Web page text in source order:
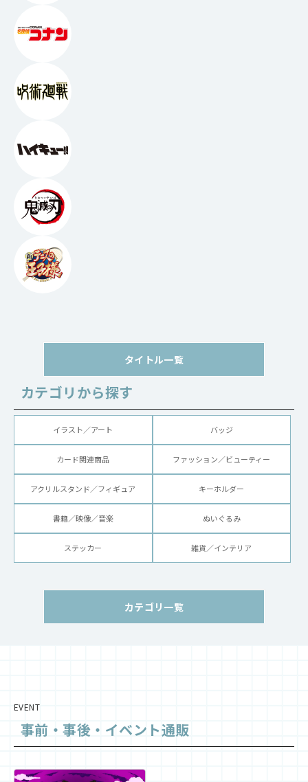
タイトル一覧
カテゴリから探す
イラスト／アート バッジ
カード関連商品 ファッション／ビューティー
アクリルスタンド／フィギュア キーホルダー
書籍／映像／音楽 ぬいぐるみ
ステッカー 雑貨／インテリア
カテゴリ一覧
EVENT
事前・事後・イベント通販